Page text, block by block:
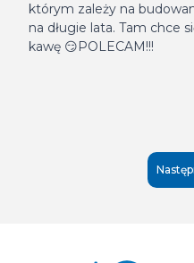
którym zależy na
na długie lata. Tam chce
kawę 😏POLECAM!!!